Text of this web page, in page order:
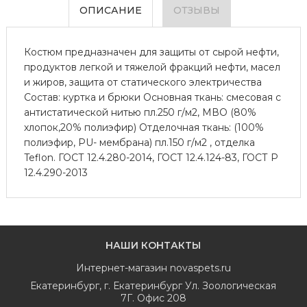
ОПИСАНИЕ ОТЗЫВЫ
Костюм предназначен для защиты от сырой нефти,
продуктов легкой и тяжелой фракций нефти, масел
и жиров, защита от статического электричества
Состав: куртка и брюки Основная ткань: смесовая с
антистатической нитью пл.250 г/м2, МВО (80%
хлопок,20% полиэфир) Отделочная ткань: (100%
полиэфир, PU- мембрана) пл.150 г/м2 , отделка
Teflon. ГОСТ 12.4.280-2014, ГОСТ 12.4.124-83, ГОСТ Р
12.4.290-2013
НАШИ КОНТАКТЫ
Интернет-магазин novaspets.ru
Екатеринбург, г. Екатеринбург Ул. Зоологическая
7Г. Офис 208